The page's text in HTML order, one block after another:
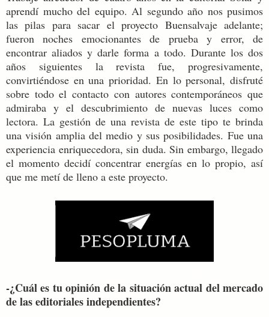
aprendí mucho del equipo. Al segundo año nos pusimos
las pilas para sacar el proyecto Buensalvaje adelante;
fueron noches emocionantes de prueba y error, de
encontrar aliados y darle forma a todo. Durante los dos
años siguientes la revista fue, progresivamente,
convirtiéndose en una prioridad. En lo personal, disfruté
sobre todo el contacto con autores contemporáneos que
admiraba y el descubrimiento de nuevas luces como
lectora. La gestión de una revista de este tipo te brinda
una visión amplia del medio y sus posibilidades. Fue una
experiencia enriquecedora, sin duda. Sin embargo, llegado
el momento decidí concentrar energías en lo propio, así
que me metí de lleno a este proyecto.
-¿Cuál es tu opinión de la situación actual del mercado
de las editoriales independientes?